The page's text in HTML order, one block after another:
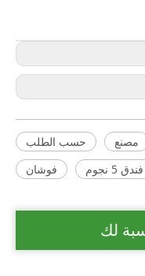
حسب الطلب مصنع
فوشان
فندق 5 نجوم
لك